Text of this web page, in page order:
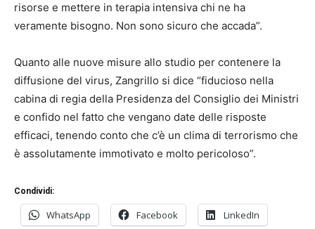
risorse e mettere in terapia intensiva chi ne ha
veramente bisogno. Non sono sicuro che accada”.
Quanto alle nuove misure allo studio per contenere la
diffusione del virus, Zangrillo si dice “fiducioso nella
cabina di regia della Presidenza del Consiglio dei Ministri
e confido nel fatto che vengano date delle risposte
efficaci, tenendo conto che c’è un clima di terrorismo che
è assolutamente immotivato e molto pericoloso”.
Condividi:
WhatsApp Facebook LinkedIn